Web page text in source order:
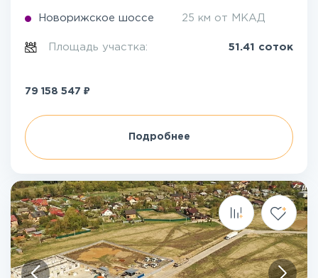
Новорижское шоссе 25 км от МКАД
Площадь участка: 51.41 соток
79 158 547 ₽
Подробнее